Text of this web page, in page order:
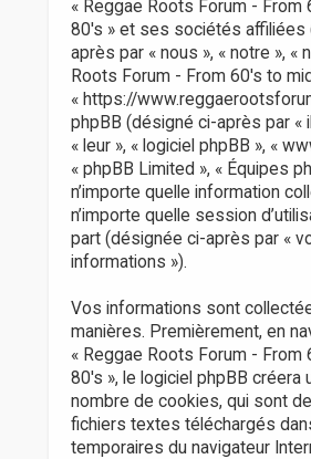
« Reggae Roots Forum - From
80's » et ses sociétés affiliées
après par « nous », « notre », «
Roots Forum - From 60's to
« https://
phpBB (désigné ci-après par «
« leur », « logiciel phpBB », «
« phpBB Limited », « Équipes
n’importe quelle information
n’importe quelle session
part (désignée ci-après par «
informations »).
Vos informations sont
manières. Premièrement, en
« Reggae Roots Forum - From
80's », le logiciel phpBB créera
nombre de cookies, qui sont
fichiers textes téléchargés
temporaires du navigateur